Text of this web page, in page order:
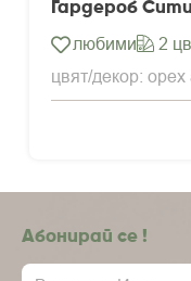
Гардероб
любими
2
цвят/декор:
Абонирай се !